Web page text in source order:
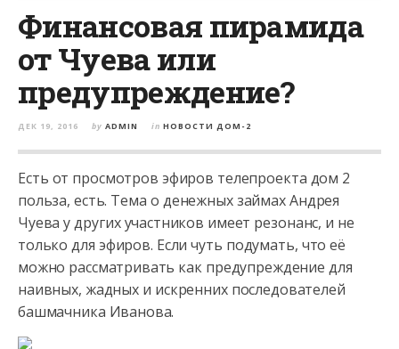
Финансовая пирамида
от Чуева или
предупреждение?
ДЕК 19, 2016 by ADMIN in НОВОСТИ ДОМ-2
Есть от просмотров эфиров телепроекта дом 2
польза, есть. Тема о денежных займах Андрея
Чуева у других участников имеет резонанс, и не
только для эфиров. Если чуть подумать, что её
можно рассматривать как предупреждение для
наивных, жадных и искренних последователей
башмачника Иванова.